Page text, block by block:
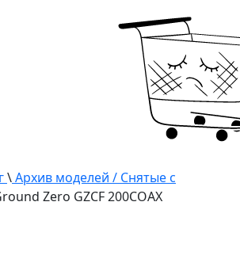
\Архив моделей / Снятые с
Zero GZCF 200COAX